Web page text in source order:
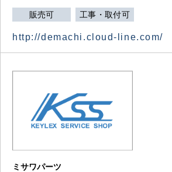
販売可 工事・取付可
http://demachi.cloud-line.com/
ミサワパーツ